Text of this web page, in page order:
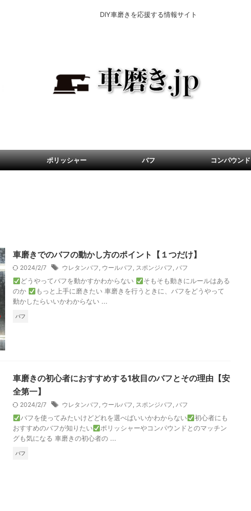
DIY車磨きを応援する情報サイト
ポリッシャー バフ コンパウンド
車磨きでのバフの動かし方のポイント【１つだけ】
2024/2/7 ウレタンバフ, ウールバフ, スポンジバフ, バフ
どうやってバフを動かすかわからない
そもそも動きにルールはある
のか
もっと上手に磨きたい 車磨きを行うときに、バフをどうやって
動かしたらいいかわからない ...
バフ
車磨きの初心者におすすめする1枚目のバフとその理由【安
全第一】
2024/2/7 ウレタンバフ, ウールバフ, スポンジバフ, バフ
バフを使ってみたいけどどれを選べばいいかわからない
初心者にも
おすすめのバフが知りたい
ポリッシャーやコンパウンドとのマッチン
グも気になる 車磨きの初心者の ...
バフ